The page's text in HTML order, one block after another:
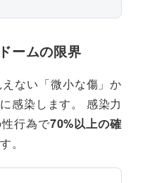
ームの限界
ない「微小な傷」か
感染します。 感染力
行為で70%以上の確
。